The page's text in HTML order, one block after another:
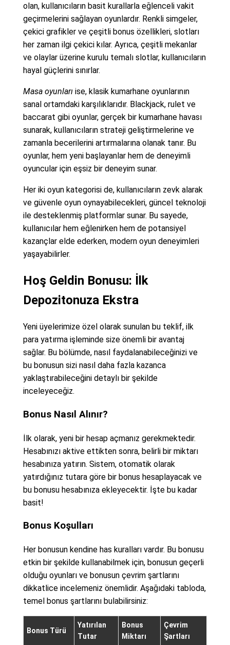
olan, kullanıcıların basit kurallarla eğlenceli vakit
geçirmelerini sağlayan oyunlardır. Renkli simgeler,
çekici grafikler ve çeşitli bonus özellikleri, slotları
her zaman ilgi çekici kılar. Ayrıca, çeşitli mekanlar
ve olaylar üzerine kurulu temalı slotlar, kullanıcıların
hayal güçlerini sınırlar.
Masa oyunlarıise, klasik kumarhane oyunlarının
sanal ortamdaki karşılıklarıdır. Blackjack, rulet ve
baccarat gibi oyunlar, gerçek bir kumarhane havası
sunarak, kullanıcıların strateji geliştirmelerine ve
zamanla becerilerini artırmalarına olanak tanır. Bu
oyunlar, hem yeni başlayanlar hem de deneyimli
oyuncular için eşsiz bir deneyim sunar.
Her iki oyun kategorisi de, kullanıcıların zevk alarak
ve güvenle oyun oynayabilecekleri, güncel teknoloji
ile desteklenmiş platformlar sunar. Bu sayede,
kullanıcılar hem eğlenirken hem de potansiyel
kazançlar elde ederken, modern oyun deneyimleri
yaşayabilirler.
Hoş Geldin Bonusu: İlk
Depozitonuza Ekstra
Yeni üyelerimize özel olarak sunulan bu teklif, ilk
para yatırma işleminde size önemli bir avantaj
sağlar. Bu bölümde, nasıl faydalanabileceğinizi ve
bu bonusun sizi nasıl daha fazla kazanca
yaklaştırabileceğini detaylı bir şekilde
inceleyeceğiz.
Bonus Nasıl Alınır?
İlk olarak, yeni bir hesap açmanız gerekmektedir.
Hesabınızı aktive ettikten sonra, belirli bir miktarı
hesabınıza yatırın. Sistem, otomatik olarak
yatırdığınız tutara göre bir bonus hesaplayacak ve
bu bonusu hesabınıza ekleyecektir. İşte bu kadar
basit!
Bonus Koşulları
Her bonusun kendine has kuralları vardır. Bu bonusu
etkin bir şekilde kullanabilmek için, bonusun geçerli
olduğu oyunları ve bonusun çevrim şartlarını
dikkatlice incelemeniz önemlidir. Aşağıdaki tabloda,
temel bonus şartlarını bulabilirsiniz:
Bonus Türü
Yatırılan
Tutar
Bonus
Miktarı
Çevrim
Şartları